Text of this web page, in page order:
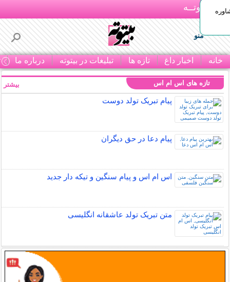
بـیتوتــه
منو
خانه اخبار داغ تازه ها تبلیغات در بیتوته درباره ما
تازه های اس ام اس
پیام تبریک تولد دوست
پیام دعا در حق دیگران
اس ام اس و پیام سنگین و تیکه دار جدید
متن تبریک تولد عاشقانه انگلیسی
بیشتر